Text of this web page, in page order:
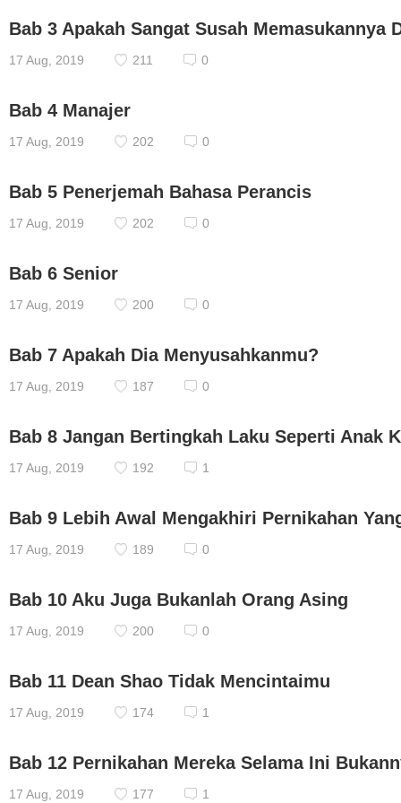
Bab 3 Apakah Sangat Susah Memasukannya
17 Aug, 2019 211 0
Bab 4 Manajer
17 Aug, 2019 202 0
Bab 5 Penerjemah Bahasa Perancis
17 Aug, 2019 202 0
Bab 6 Senior
17 Aug, 2019 200 0
Bab 7 Apakah Dia Menyusahkanmu?
17 Aug, 2019 187 0
Bab 8 Jangan Bertingkah Laku Seperti Anak
17 Aug, 2019 192 1
Bab 9 Lebih Awal Mengakhiri Pernikahan
17 Aug, 2019 189 0
Bab 10 Aku Juga Bukanlah Orang Asing
17 Aug, 2019 200 0
Bab 11 Dean Shao Tidak Mencintaimu
17 Aug, 2019 174 1
Bab 12 Pernikahan Mereka Selama Ini
17 Aug, 2019 177 1